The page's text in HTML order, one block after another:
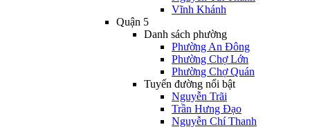
Vĩnh Khánh
Quận 5
Danh sách phường
Phường An Đông
Phường Chợ Lớn
Phường Chợ Quán
Tuyến đường nổi bật
Nguyễn Trãi
Trần Hưng Đạo
Nguyễn Chí Thanh